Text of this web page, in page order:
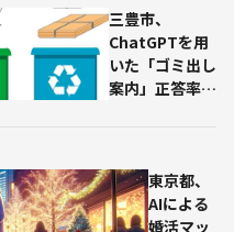
ェクト開
始
三豊市、
ChatGPTを用
いた「ゴミ出し
案内」正答率
実証実験、
62.5％→94.1％
に改善していた
東京都、
AIによる
婚活マッ